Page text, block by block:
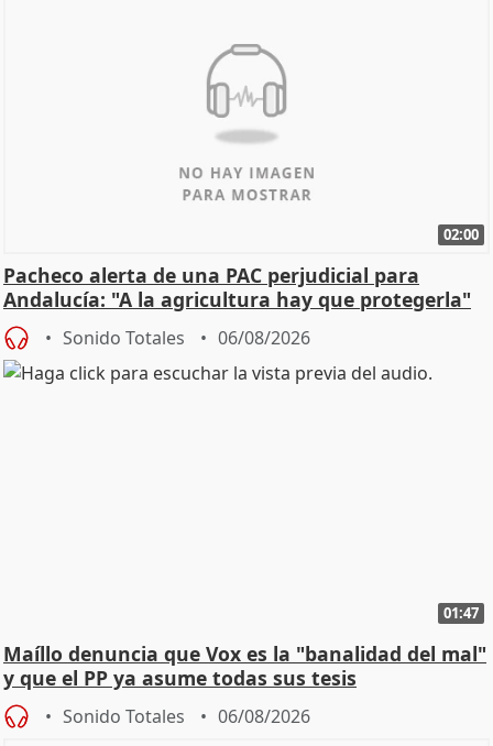
02:00
Pacheco alerta de una PAC perjudicial para
Andalucía: "A la agricultura hay que protegerla"
Sonido Totales 06/08/2026
01:47
Maíllo denuncia que Vox es la "banalidad del mal"
y que el PP ya asume todas sus tesis
Sonido Totales 06/08/2026